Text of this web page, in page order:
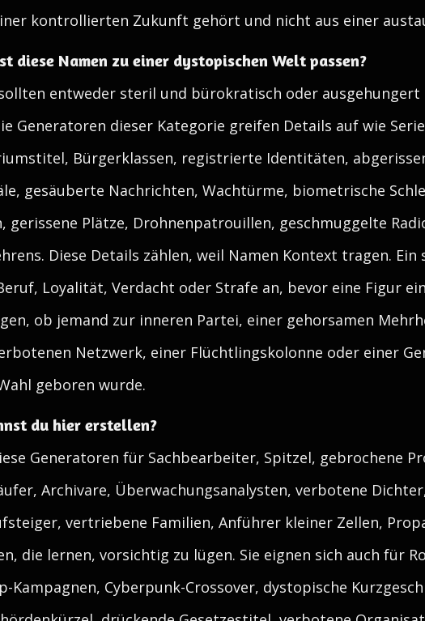
kontrollierten Zukunft gehört und nicht aus einer
diese Namen zu einer dystopischen Welt passen?
entweder steril und bürokratisch oder
Generatoren dieser Kategorie greifen Details auf wie
Bürgerklassen, registrierte Identitäten,
gesäuberte Nachrichten, Wachtürme, biometrische
gerissene Plätze, Drohnenpatrouillen, geschmuggelte
Diese Details zählen, weil Namen Kontext tragen.
Loyalität, Verdacht oder Strafe an, bevor eine Figur
ob jemand zur inneren Partei, einer gehorsamen
Netzwerk, einer Flüchtlingskolonne oder einer
geboren wurde.
du hier erstellen?
Generatoren für Sachbearbeiter, Spitzel, gebrochene
Archivare, Überwachungsanalysten, verbotene
vertriebene Familien, Anführer kleiner Zellen,
die lernen, vorsichtig zu lügen. Sie eignen sich auch für
Kampagnen, Cyberpunk-Crossover, dystopische